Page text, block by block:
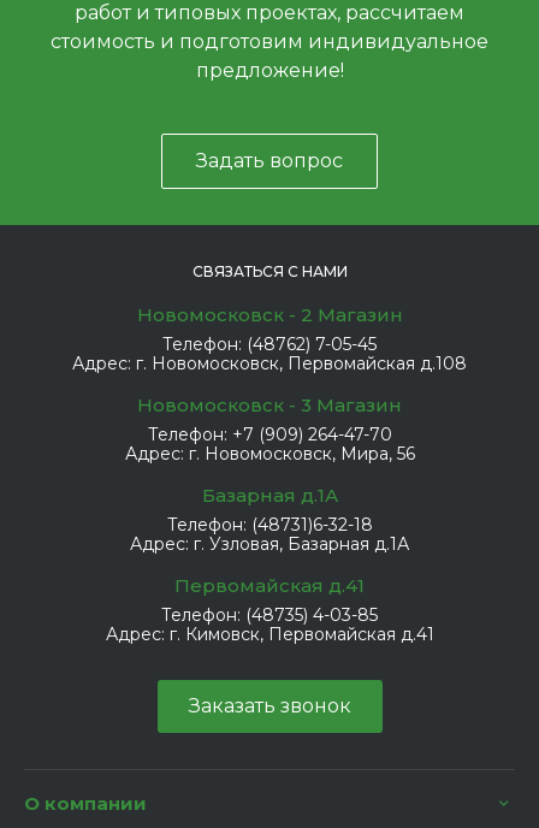
работ и типовых проектах, рассчитаем
стоимость и подготовим индивидуальное
предложение!
Задать вопрос
СВЯЗАТЬСЯ С НАМИ
Новомосковск - 2 Магазин
Телефон: (48762) 7-05-45
Адрес: г. Новомосковск, Первомайская д.108
Новомосковск - 3 Магазин
Телефон: +7 (909) 264-47-70
Адрес: г. Новомосковск, Мира, 56
Базарная д.1А
Телефон: (48731)6-32-18
Адрес: г. Узловая, Базарная д.1А
Первомайская д.41
Телефон: (48735) 4-03-85
Адрес: г. Кимовск, Первомайская д.41
Заказать звонок
О компании